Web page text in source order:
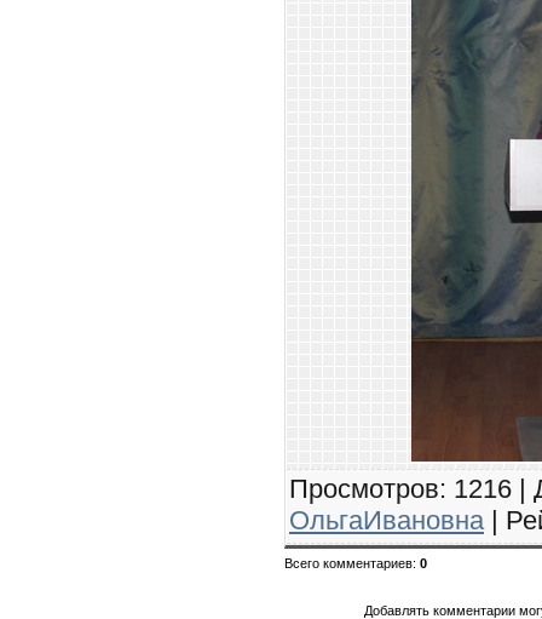
Просмотров: 1216 |
ОльгаИвановна |
Всего комментариев: 0
Добавлять комментарии